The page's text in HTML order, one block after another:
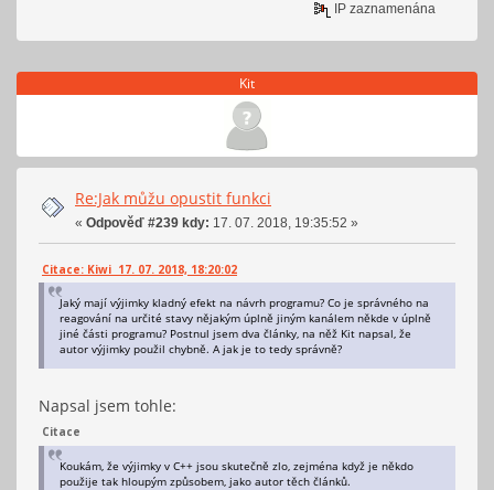
IP zaznamenána
Kit
Re:Jak můžu opustit funkci
« Odpověď #239 kdy: 17. 07. 2018, 19:35:52 »
Citace: Kiwi 17. 07. 2018, 18:20:02
Jaký mají výjimky kladný efekt na návrh programu? Co je správného na
reagování na určité stavy nějakým úplně jiným kanálem někde v úplně
jiné části programu? Postnul jsem dva články, na něž Kit napsal, že
autor výjimky použil chybně. A jak je to tedy správně?
Napsal jsem tohle:
Citace
Koukám, že výjimky v C++ jsou skutečně zlo, zejména když je někdo
použije tak hloupým způsobem, jako autor těch článků.